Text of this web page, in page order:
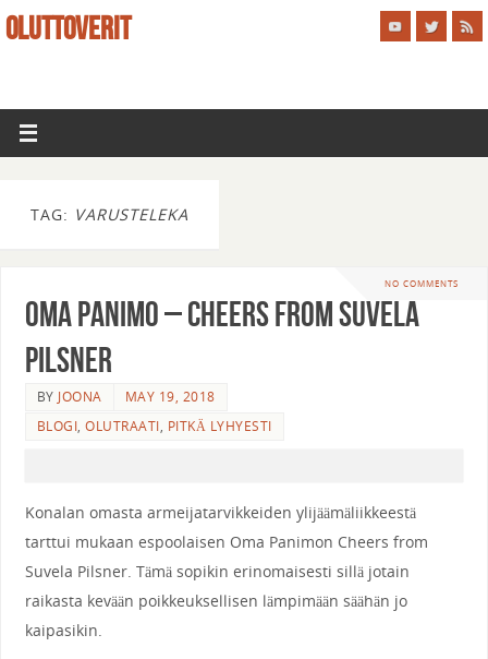
OLUTTOVERIT
TAG: VARUSTELEKA
NO COMMENTS
Oma Panimo – Cheers from Suvela
Pilsner
BY JOONA
MAY 19, 2018
BLOGI,OLUTRAATI, PITKÄ LYHYESTI
Konalan omasta armeijatarvikkeiden ylijäämäliikkeestä
tarttui mukaan espoolaisen Oma Panimon Cheers from
Suvela Pilsner. Tämä sopikin erinomaisesti sillä jotain
raikasta kevään poikkeuksellisen lämpimään säähän jo
kaipasikin.